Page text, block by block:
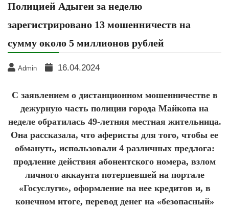
Полицией Адыгеи за неделю
зарегистрировано 13 мошенничеств на
сумму около 5 миллионов рублей
Admin 16.04.2024
С заявлением о дистанционном мошенничестве в
дежурную часть полиции города Майкопа на
неделе обратилась 49-летняя местная жительница.
Она рассказала, что аферисты для того, чтобы ее
обмануть, использовали 4 различных предлога:
продление действия абонентского номера, взлом
личного аккаунта потерпевшей на портале
«Госуслуги», оформление на нее кредитов и, в
конечном итоге, перевод денег на «безопасный»